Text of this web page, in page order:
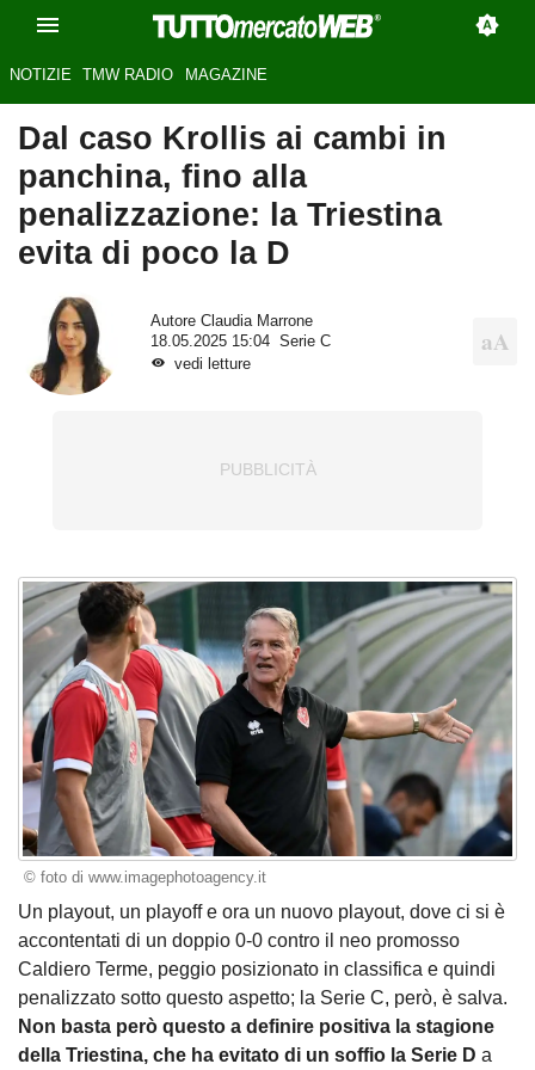
NOTIZIE TMW RADIO MAGAZINE
Dal caso Krollis ai cambi in
panchina, fino alla
penalizzazione: la Triestina
evita di poco la D
Autore Claudia Marrone
18.05.2025 15:04
Serie C
vedi letture
© foto di www.imagephotoagency.it
Un playout, un playoff e ora un nuovo playout, dove ci si è
accontentati di un doppio 0-0 contro il neo promosso
Caldiero Terme, peggio posizionato in classifica e quindi
penalizzato sotto questo aspetto; la Serie C, però, è salva.
Non basta però questo a definire positiva la stagione
della Triestina, che ha evitato di un soffio la Serie D a